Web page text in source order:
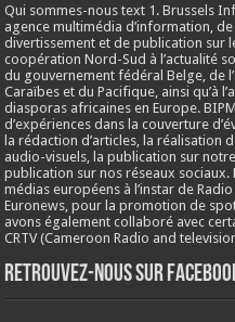
Qui sommes-nous text 1. Brussels
agence multimédia d’information,
divertissement et de publication sur
coopération Nord-Sud à l’actualité
du gouvernement fédéral Belge, de
Caraïbes et du Pacifique, ainsi qu’à
diasporas africaines en Europe.
d’expériences dans la couverture
la rédaction d’articles, la
audio-visuels, la publication sur
publication sur nos réseaux
médias européens à l’instar de
Euronews, pour la promotion de
avons également collaboré avec
CRTV (Cameroon Radio and
Retrouvez-nous sur